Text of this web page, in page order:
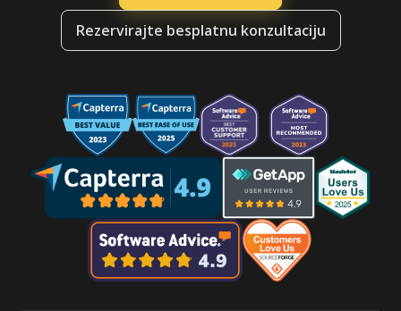
Rezervirajte besplatnu konzultaciju